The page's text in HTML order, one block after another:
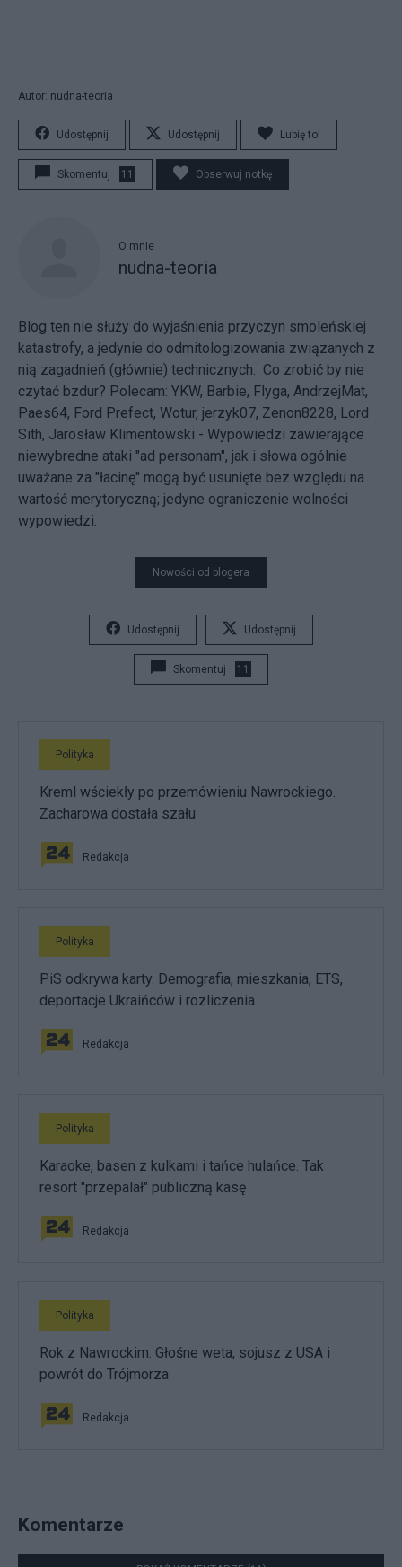
Autor: nudna-teoria
Udostępnij Udostępnij Lubię to!
Skomentuj 11 Obserwuj notkę
O mnie
nudna-teoria
Blog ten nie służy do wyjaśnienia przyczyn smoleńskiej
katastrofy, a jedynie do odmitologizowania związanych z
nią zagadnień (głównie) technicznych. Co zrobić by nie
czytać bzdur? Polecam: YKW, Barbie, Flyga, AndrzejMat,
Paes64, Ford Prefect, Wotur, jerzyk07, Zenon8228, Lord
Sith, Jarosław Klimentowski - Wypowiedzi zawierające
niewybredne ataki "ad personam", jak i słowa ogólnie
uważane za "łacinę" mogą być usunięte bez względu na
wartość merytoryczną; jedyne ograniczenie wolności
wypowiedzi.
Nowości od blogera
Udostępnij Udostępnij
Skomentuj 11
Polityka
Kreml wściekły po przemówieniu Nawrockiego.
Zacharowa dostała szału
Redakcja
Polityka
PiS odkrywa karty. Demografia, mieszkania, ETS,
deportacje Ukraińców i rozliczenia
Redakcja
Polityka
Karaoke, basen z kulkami i tańce hulańce. Tak
resort "przepalał" publiczną kasę
Redakcja
Polityka
Rok z Nawrockim. Głośne weta, sojusz z USA i
powrót do Trójmorza
Redakcja
Komentarze